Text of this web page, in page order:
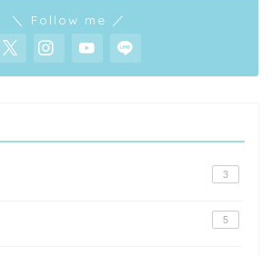
＼ Follow me ／
3
5